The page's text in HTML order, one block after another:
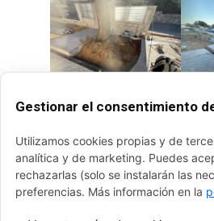
Gestionar el consentimiento
Utilizamos cookies propias y de
analítica y de marketing. Puedes
rechazarlas (solo se instalarán las
preferencias. Más información en la